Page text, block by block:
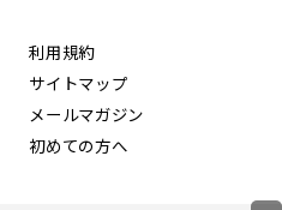
利用規約
サイトマップ
メールマガジン
初めての方へ